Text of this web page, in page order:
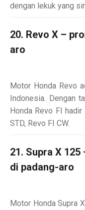
dengan lekuk yang
20. Revo X –
aro
Motor Honda Revo
Indonesia. Dengan
Honda Revo FI
STD, Revo FI CW.
21. Supra X
di padang-aro
Motor Honda Supra